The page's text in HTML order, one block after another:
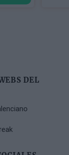
DEL